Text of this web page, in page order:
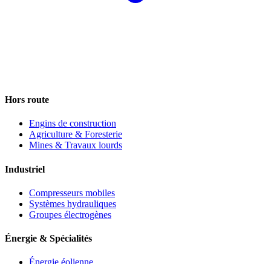
Hors route
Engins de construction
Agriculture & Foresterie
Mines & Travaux lourds
Industriel
Compresseurs mobiles
Systèmes hydrauliques
Groupes électrogènes
Énergie & Spécialités